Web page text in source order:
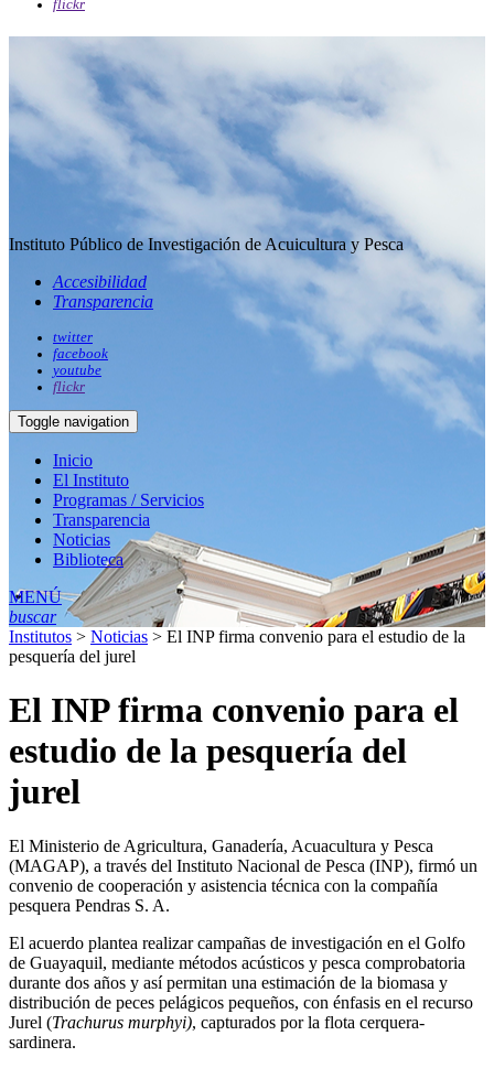
flickr
Instituto Público de Investigación de Acuicultura y Pesca
Accesibilidad
Transparencia
twitter
facebook
youtube
flickr
Toggle navigation
Inicio
El Instituto
Programas / Servicios
Transparencia
Noticias
Biblioteca
MENÚ
buscar
Institutos > Noticias > El INP firma convenio para el estudio de la
pesquería del jurel
El INP firma convenio para el
estudio de la pesquería del
jurel
El Ministerio de Agricultura, Ganadería, Acuacultura y Pesca
(MAGAP), a través del Instituto Nacional de Pesca (INP), firmó un
convenio de cooperación y asistencia técnica con la compañía
pesquera Pendras S. A.
El acuerdo plantea realizar campañas de investigación en el Golfo
de Guayaquil, mediante métodos acústicos y pesca comprobatoria
durante dos años y así permitan una estimación de la biomasa y
distribución de peces pelágicos pequeños, con énfasis en el recurso
Jurel (Trachurus murphyi), capturados por la flota cerquera-
sardinera.